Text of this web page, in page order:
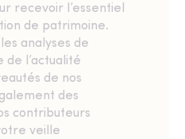
recevoir l’essentiel
de patrimoine.
analyses de
de l’actualité
de nos
des
contributeurs
veille